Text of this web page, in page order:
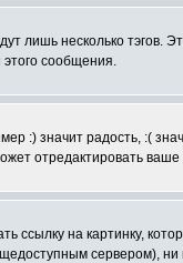
лишь несколько тэгов.
этого сообщения.
:) значит радость, :(
отредактировать
ссылку на картинку,
сервером),